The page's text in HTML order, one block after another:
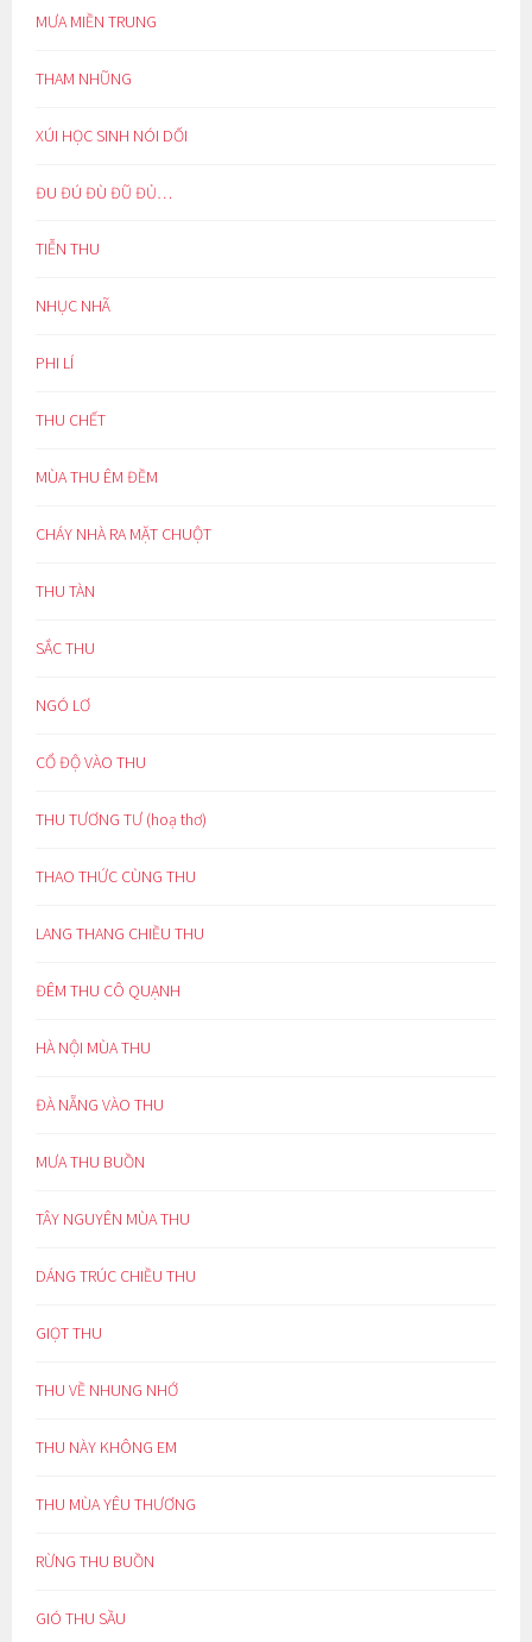
MƯA MIỀN TRUNG
THAM NHŨNG
XÚI HỌC SINH NÓI DỐI
ĐU ĐÚ ĐÙ ĐŨ ĐỦ…
TIỄN THU
NHỤC NHÃ
PHI LÍ
THU CHẾT
MÙA THU ÊM ĐỀM
CHÁY NHÀ RA MẶT CHUỘT
THU TÀN
SẮC THU
NGÓ LƠ
CỔ ĐỘ VÀO THU
THU TƯƠNG TƯ (hoạ thơ)
THAO THỨC CÙNG THU
LANG THANG CHIỀU THU
ĐÊM THU CÔ QUẠNH
HÀ NỘI MÙA THU
ĐÀ NẴNG VÀO THU
MƯA THU BUỒN
TÂY NGUYÊN MÙA THU
DÁNG TRÚC CHIỀU THU
GIỌT THU
THU VỀ NHUNG NHỚ
THU NÀY KHÔNG EM
THU MÙA YÊU THƯƠNG
RỪNG THU BUỒN
GIÓ THU SẦU